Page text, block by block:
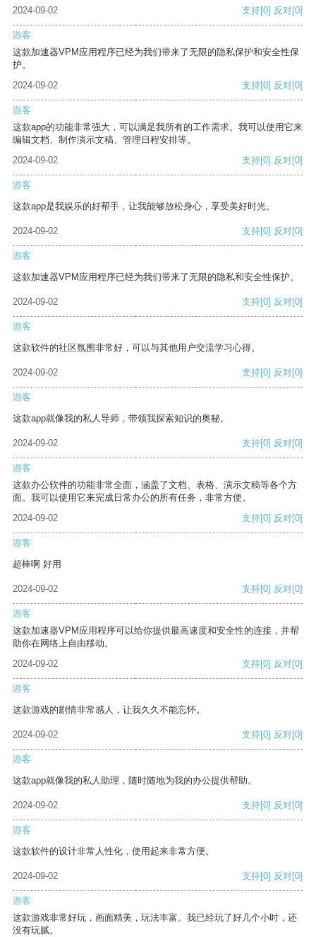
2024-09-02 支持[0] 反对[0]
游客
这款加速器VPM应用程序已经为我们带来了无限的隐私保护和安全性保
护。
2024-09-02
支持[0] 反对[0]
游客
这款app的功能非常强大，可以满足我所有的工作需求。我可以使用它来
编辑文档、制作演示文稿、管理日程安排等。
2024-09-02
支持[0] 反对[0]
游客
这款app是我娱乐的好帮手，让我能够放松身心，享受美好时光。
2024-09-02 支持[0] 反对[0]
游客
这款加速器VPM应用程序已经为我们带来了无限的隐私和安全性保护。
2024-09-02 支持[0] 反对[0]
游客
这款软件的社区氛围非常好，可以与其他用户交流学习心得。
2024-09-02 支持[0] 反对[0]
游客
这款app就像我的私人导师，带领我探索知识的奥秘。
2024-09-02 支持[0] 反对[0]
游客
这款办公软件的功能非常全面，涵盖了文档、表格、演示文稿等各个方
面。我可以使用它来完成日常办公的所有任务，非常方便。
2024-09-02
支持[0] 反对[0]
游客
超棒啊 好用
2024-09-02 支持[0] 反对[0]
游客
这款加速器VPM应用程序可以给你提供最高速度和安全性的连接，并帮
助你在网络上自由移动。
2024-09-02
支持[0] 反对[0]
游客
这款游戏的剧情非常感人，让我久久不能忘怀。
2024-09-02 支持[0] 反对[0]
游客
这款app就像我的私人助理，随时随地为我的办公提供帮助。
2024-09-02 支持[0] 反对[0]
游客
这款软件的设计非常人性化，使用起来非常方便。
2024-09-02 支持[0] 反对[0]
游客
这款游戏非常好玩，画面精美，玩法丰富。我已经玩了好几个小时，还
没有玩腻。